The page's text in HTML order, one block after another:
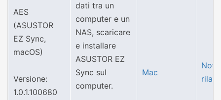
AES
(ASUSTOR
EZ Sync,
macOS)
Versione:
1.0.1.100680
dati tra un
computer e un
NAS, scaricare
e installare
ASUSTOR EZ
Sync sul
computer.
Mac